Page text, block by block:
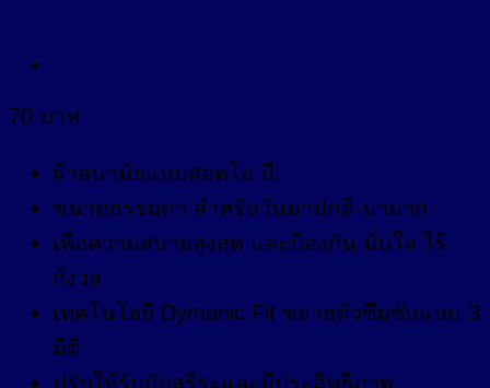
70 บาท
ผ้าอนามัยแบบสอดโอ.บี.
ขนาดธรรมดา สำหรับวันมาปกติ-มามาก
เพื่อความสบายสูงสุด และป้องกัน มั่นใจ ไร้
กังวล
เทคโนโลยี Dymanic Fit ขยายตัวซึมซับแบบ 3
มิติ
ปรับให้รับกับสรีระและมีประสิทธิภาพ